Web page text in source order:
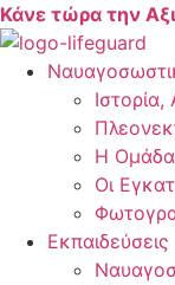
Skip
to
content
Κάνε τώρα την
Η
Οι
Εκπαιδεύσεις